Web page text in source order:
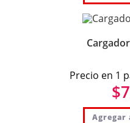
Precio en 1
$
Agregar